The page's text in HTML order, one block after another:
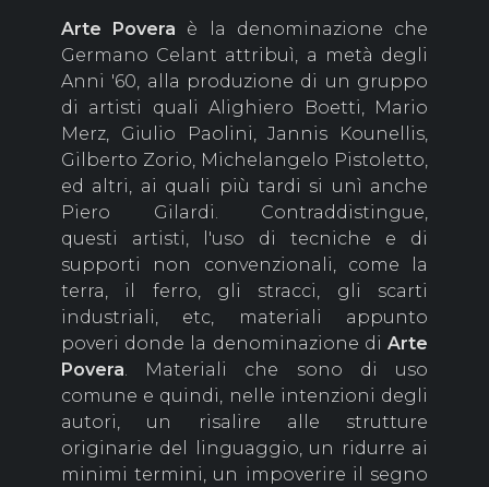
Arte Povera è la denominazione che
Germano Celant attribuì, a metà degli
Anni '60, alla produzione di un gruppo
di artisti quali Alighiero Boetti, Mario
Merz, Giulio Paolini, Jannis Kounellis,
Gilberto Zorio, Michelangelo Pistoletto,
ed altri, ai quali più tardi si unì anche
Piero Gilardi. Contraddistingue,
questi artisti, l'uso di tecniche e di
supporti non convenzionali, come la
terra, il ferro, gli stracci, gli scarti
industriali, etc, materiali appunto
poveri donde la denominazione di Arte
Povera. Materiali che sono di uso
comune e quindi, nelle intenzioni degli
autori, un risalire alle strutture
originarie del linguaggio, un ridurre ai
minimi termini, un impoverire il segno